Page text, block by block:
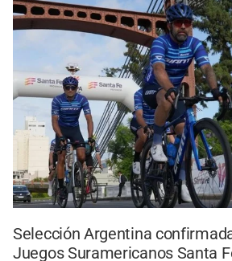
Selección Argentina
Juegos Suramericanos Santa